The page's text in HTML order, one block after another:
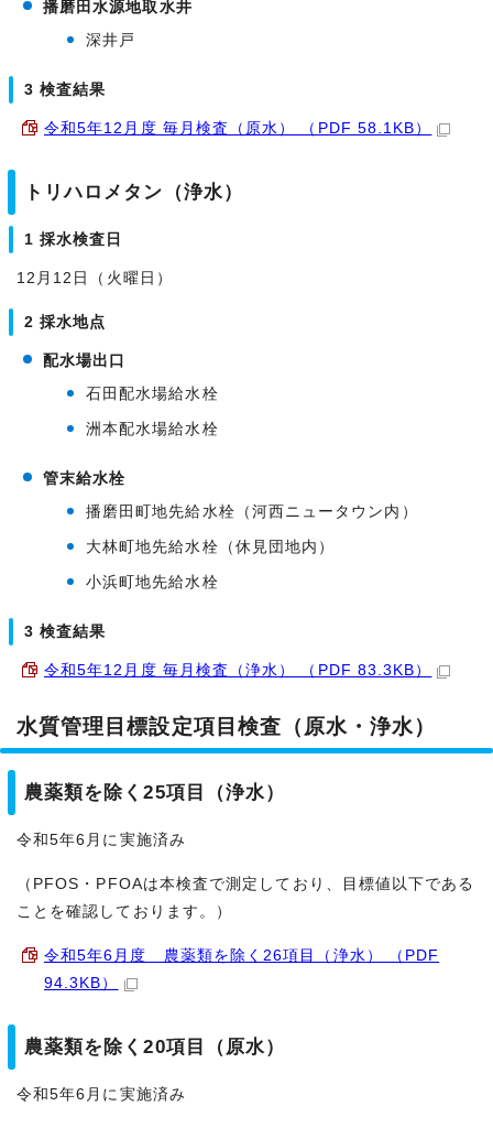
播磨田水源地取水井
深井戸
3 検査結果
令和5年12月度 毎月検査（原水） （PDF 58.1KB）
トリハロメタン（浄水）
1 採水検査日
12月12日（火曜日）
2 採水地点
配水場出口
石田配水場給水栓
洲本配水場給水栓
管末給水栓
播磨田町地先給水栓（河西ニュータウン内）
大林町地先給水栓（休見団地内）
小浜町地先給水栓
3 検査結果
令和5年12月度 毎月検査（浄水） （PDF 83.3KB）
水質管理目標設定項目検査（原水・浄水）
農薬類を除く25項目（浄水）
令和5年6月に実施済み
（PFOS・PFOAは本検査で測定しており、目標値以下である
ことを確認しております。）
令和5年6月度 農薬類を除く26項目（浄水） （PDF
94.3KB）
農薬類を除く20項目（原水）
令和5年6月に実施済み